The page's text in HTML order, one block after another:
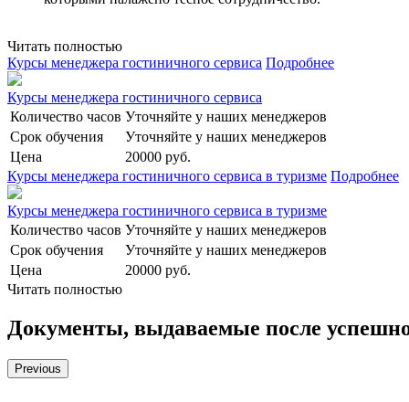
Читать полностью
Курсы менеджера гостиничного сервиса Подробнее
Курсы менеджера гостиничного сервиса
Количество часов Уточняйте у наших менеджеров
Срок обучения
Уточняйте у наших менеджеров
Цена
20000 руб.
Курсы менеджера гостиничного сервиса в туризме Подробнее
Курсы менеджера гостиничного сервиса в туризме
Количество часов Уточняйте у наших менеджеров
Срок обучения
Уточняйте у наших менеджеров
Цена
20000 руб.
Читать полностью
Документы, выдаваемые после
Previous